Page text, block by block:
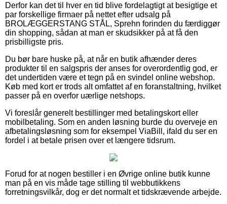
Derfor kan det til hver en tid blive fordelagtigt at besigtige et
par forskellige firmaer på nettet efter udsalg på
BROLÆGGERSTANG STÅL, Sprehn forinden du færdiggør
din shopping, sådan at man er skudsikker på at få den
prisbilligste pris.
Du bør bare huske på, at når en butik afhænder deres
produkter til en salgspris der anses for overordentlig god, er
det undertiden være et tegn på en svindel online webshop.
Køb med kort er trods alt omfattet af en foranstaltning, hvilket
passer på en overfor uærlige netshops.
Vi foreslår generelt bestillinger med betalingskort eller
mobilbetaling. Som en anden løsning burde du overveje en
afbetalingsløsning som for eksempel ViaBill, ifald du ser en
fordel i at betale prisen over et længere tidsrum.
Forud for at nogen bestiller i en Øvrige online butik kunne
man på en vis måde tage stilling til webbutikkens
forretningsvilkår, dog er det normalt et tidskrævende arbejde.